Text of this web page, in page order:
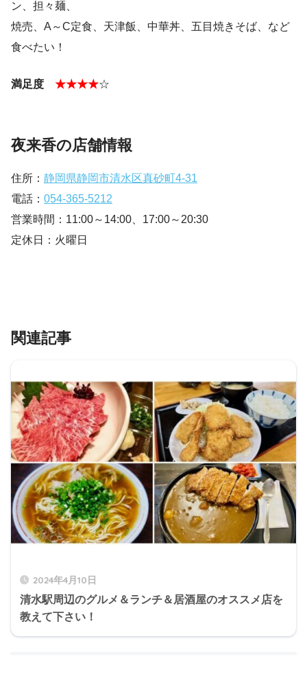
ン、担々麺、
焼売、A～C定食、天津飯、中華丼、五目焼きそば、など
食べたい！
満足度 ★★★★☆
夜来香の店舗情報
住所： 静岡県静岡市清水区真砂町4-31
電話： 054-365-5212
営業時間：11:00～14:00、17:00～20:30
定休日：火曜日
関連記事
2024年4月10日
清水駅周辺のグルメ＆ランチ＆居酒屋のオススメ店を
教えて下さい！